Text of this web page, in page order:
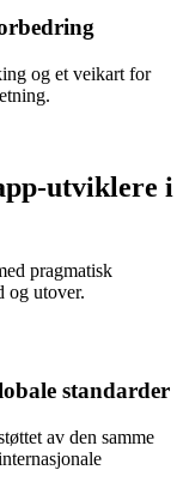
og et veikart for
utviklere i
pragmatisk
og utover.
standarder
av den samme